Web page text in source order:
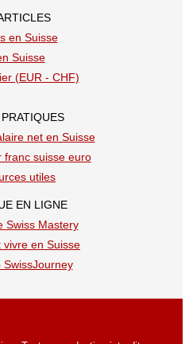
en Suisse
Suisse
(EUR - CHF)
net en Suisse
franc suisse euro
utiles
EN LIGNE
Swiss Mastery
vivre en Suisse
SwissJourney